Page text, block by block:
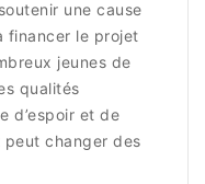
une cause
financer le projet
jeunes de
qualités
d’espoir et de
changer des